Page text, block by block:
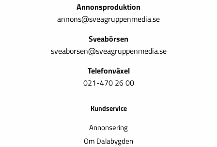
Annonsproduktion
annons@sveagruppenmedia.se
Sveabörsen
sveaborsen@sveagruppenmedia.se
Telefonväxel
021-470 26 00
Kundservice
Annonsering
Om Dalabygden